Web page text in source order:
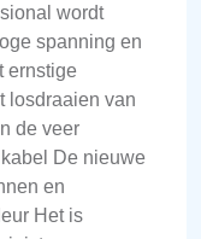
wordt
spanning en
ernstige
losdraaien van
de veer
De nieuwe
en
Het is